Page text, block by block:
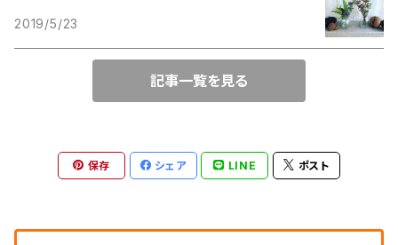
2019/5/23
記事一覧を見る
保存 シェア LINE ポスト